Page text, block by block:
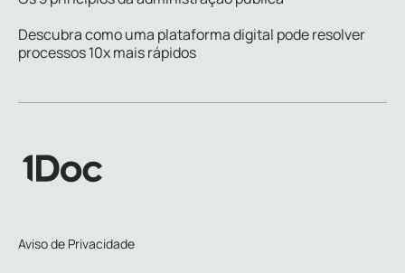
Descubra como uma plataforma digital pode resolver
processos 10x mais rápidos
Aviso de Privacidade